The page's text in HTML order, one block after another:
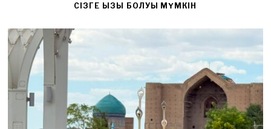
CІЗГЕ ҚЫЗЫҚ БОЛУЫ МҮМКІН